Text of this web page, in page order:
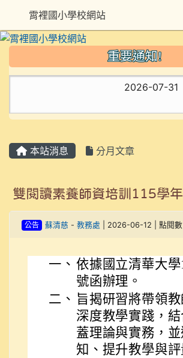
重要通知!
2026-07-31
本站消息 分月文章
雙閱讀素養師資培訓115學
公告 蘇清慈- 教務處 | 2026-06-12 | 點閱
一、 依據國立清華大
號函辦理。
二、 旨揭研習將帶領
深度教學實踐，
蓋理論與實務，
知、提升教學與
霄裡國小學校網站